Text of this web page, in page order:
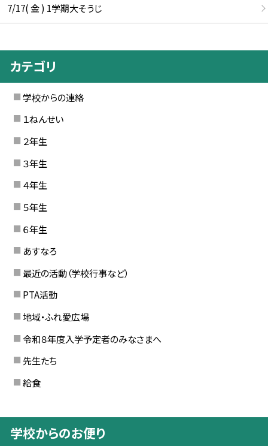
7/17( 金 ) 1学期大そうじ
カテゴリ
学校からの連絡
１ねんせい
２年生
３年生
４年生
５年生
６年生
あすなろ
最近の活動（学校行事など）
PTA活動
地域・ふれ愛広場
令和８年度入学予定者のみなさまへ
先生たち
給食
学校からのお便り